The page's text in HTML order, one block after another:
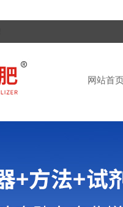
网站首